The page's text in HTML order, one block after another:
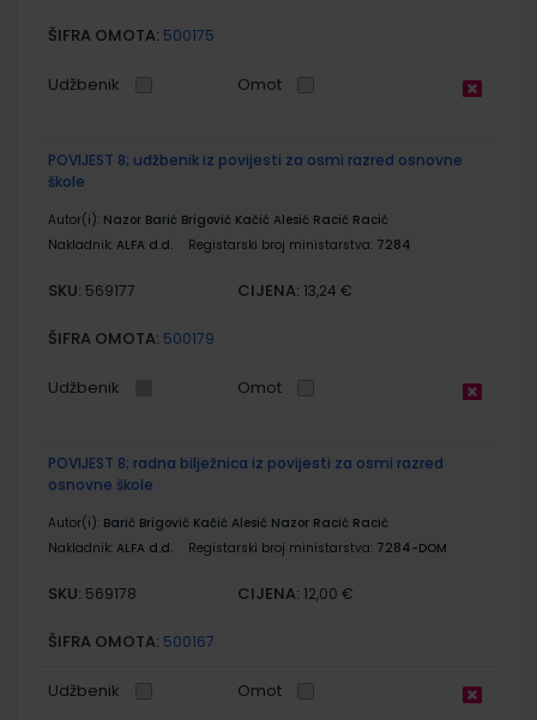
ŠIFRA OMOTA: 500175
Udžbenik Omot
POVIJEST 8; udžbenik iz povijesti za osmi razred osnovne
škole
Autor(i): Nazor Barić Brigović Kačić Alesić Racić Racić
Nakladnik: ALFA d.d. Registarski broj ministarstva: 7284
SKU: 569177 CIJENA: 13,24 €
ŠIFRA OMOTA: 500179
Udžbenik Omot
POVIJEST 8; radna bilježnica iz povijesti za osmi razred
osnovne škole
Autor(i): Barić Brigović Kačić Alesić Nazor Racić Racić
Nakladnik: ALFA d.d. Registarski broj ministarstva: 7284-DOM
SKU: 569178 CIJENA: 12,00 €
ŠIFRA OMOTA: 500167
Udžbenik Omot